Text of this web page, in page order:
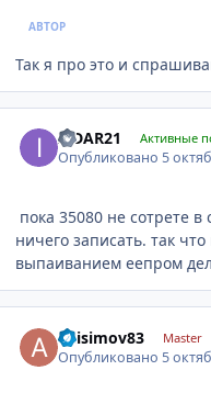
АВТОР
Так я про это и
ILDAR21 Активные
Опубликовано 5
пока 35080 не сотрете
ничего записать. так
выпаиванием еепром
anisimov83 Master
Опубликовано 5